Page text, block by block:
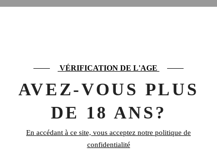
VÉRIFICATION DE L'AGE
AVEZ-VOUS PLUS
DE 18 ANS?
En accédant à ce site, vous acceptez notre politique de
confidentialité
PRODUITS SIMILAIRES